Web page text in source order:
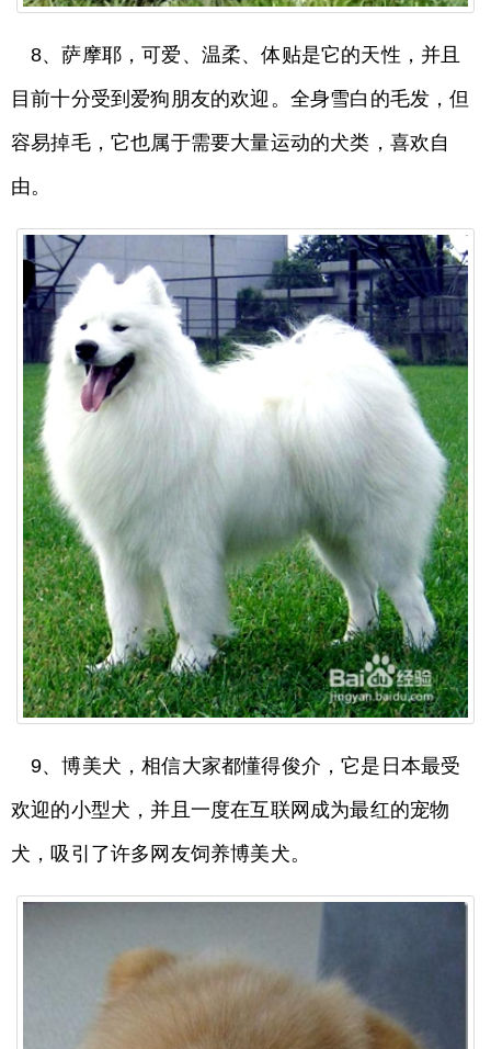
8、萨摩耶，可爱、温柔、体贴是它的天性，并且
目前十分受到爱狗朋友的欢迎。全身雪白的毛发，但
容易掉毛，它也属于需要大量运动的犬类，喜欢自
由。
9、博美犬，相信大家都懂得俊介，它是日本最受
欢迎的小型犬，并且一度在互联网成为最红的宠物
犬，吸引了许多网友饲养博美犬。